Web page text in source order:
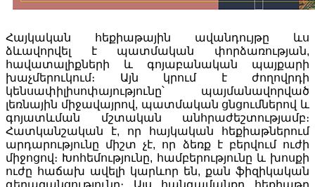
Հայկական հեքիաթային ավանդույթը ևս
ձևավորվել է պատմական փորձառության,
հավատալիքների և գոյաբանական պայքարի
խաչմերուկում։ Այն կրում է ժողովրդի
կենսափիլիսոփայությունը՝ պայմանավորված
լեռնային միջավայրով, պատմական ցնցումներով և
գոյատևման մշտական անհրաժեշտությամբ։
Հատկանշական է, որ հայկական հեքիաթներում
արդարությունը միշտ չէ, որ ձեռք է բերվում ուժի
միջոցով։ Խոհեմությունը, համբերությունը և խոսքի
ուժը հաճախ ավելի կարևոր են, քան ֆիզիկական
գերազանցությունը։ Այս հանգամանքը հեքիաթը